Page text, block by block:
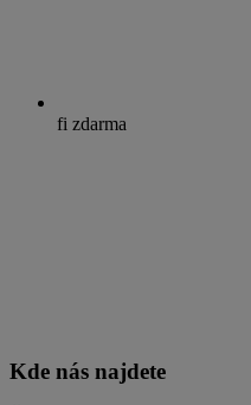
fi zdarma
Kde nás najdete